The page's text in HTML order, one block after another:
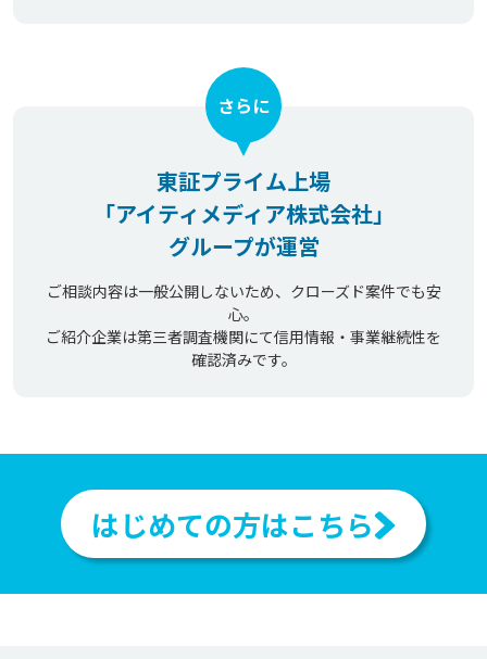
東証プライム上場
「アイティメディア株式会社」
グループが運営
さらに
ご相談内容は一般公開しないため、クローズド案件でも安
心。
ご紹介企業は第三者調査機関にて信用情報・事業継続性を
確認済みです。
はじめての方はこちら